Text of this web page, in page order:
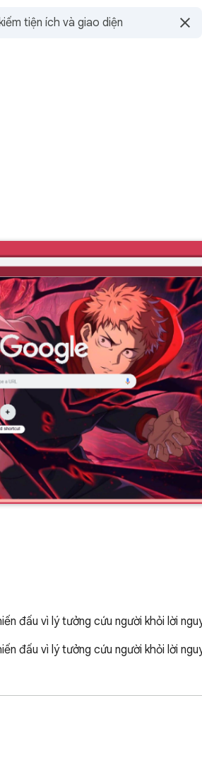
đấu vì lý tưởng cứu người khỏi lời
đấu vì lý tưởng cứu người khỏi lời